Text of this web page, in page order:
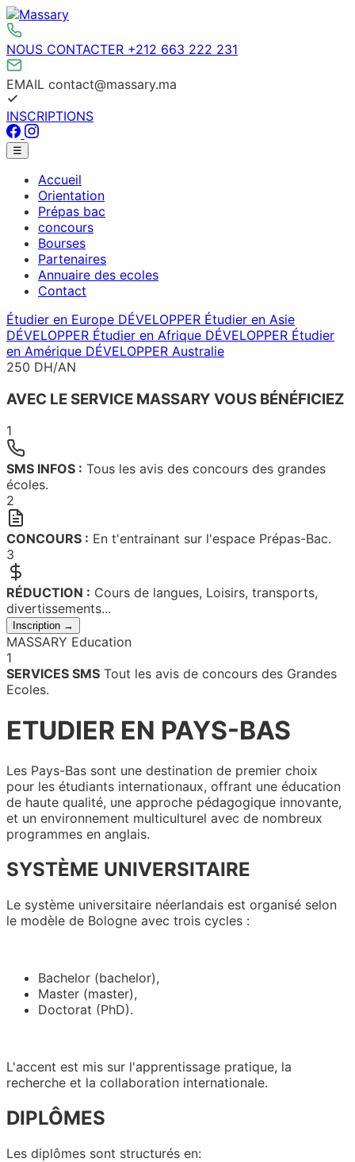
Aller
au
contenu
NOUS CONTACTER +212 663 222 231
EMAIL contact@massary.ma
INSCRIPTIONS
Facebook
Instagram
Menu
principal
☰
Accueil
Orientation
Prépas bac
concours
Bourses
Partenaires
Annuaire des ecoles
Contact
Étudier en Europe DÉVELOPPER Étudier en Asie
DÉVELOPPER Étudier en Afrique DÉVELOPPER Étudier
en Amérique DÉVELOPPER Australie
250 DH/AN
AVEC LE SERVICE MASSARY VOUS BÉNÉFICIEZ
1
SMS INFOS : Tous les avis des concours des grandes
écoles.
2
CONCOURS : En t'entrainant sur l'espace Prépas-Bac.
3
RÉDUCTION : Cours de langues, Loisirs, transports,
divertissements...
Inscription →
MASSARY Education
1
SERVICES SMS Tout les avis de concours des Grandes
Ecoles.
ETUDIER EN PAYS-BAS
Les Pays-Bas sont une destination de premier choix
pour les étudiants internationaux, offrant une éducation
de haute qualité, une approche pédagogique innovante,
et un environnement multiculturel avec de nombreux
programmes en anglais.
SYSTÈME UNIVERSITAIRE
Le système universitaire néerlandais est organisé selon
le modèle de Bologne avec trois cycles :
Bachelor (bachelor),
Master (master),
Doctorat (PhD).
L'accent est mis sur l'apprentissage pratique, la
recherche et la collaboration internationale.
DIPLÔMES
Les diplômes sont structurés en: